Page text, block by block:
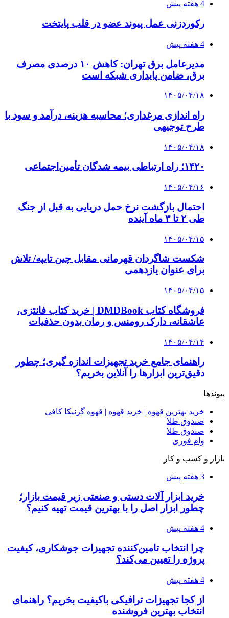
4 هفته پیش
رکوردزنی عمل پیوند عضو در قلب پایتخت
4 هفته پیش
مدیرعامل برق تهران: کاهش ۱۰ درصدی مصرف
برق، ضامن پایداری شبکه است
۱۴۰۵/۰۴/۱۸
راه اندازی مرغداری؛ محاسبه هزینه، درآمد و سود با
طرح توجیهی
۱۴۰۵/۰۴/۱۸
۱۴۲۰؛ راه ارتباطی بیمه شدگان تأمین‌اجتماعی
۱۴۰۵/۰۴/۱۶
احتمال بازگشت نرخ حمل دریایی به قبل از جنگ
طی ۲ تا ۳ ماه آینده
۱۴۰۵/۰۴/۱۵
شکست شاگردان قهرمانی مقابل چین تایپه/ تلاش
برای عنوان یازدهمی
۱۴۰۵/۰۴/۱۵
فروشگاه کتاب DMDBook | خرید کتاب فانتزی،
عاشقانه، دارک رومنس و رمان بدون حذفیات
۱۴۰۵/۰۴/۱۴
راهنمای جامع خرید تجهیزات اندازه گیری؛ چطور
دقیق‌ترین ابزارها را آنلاین بخریم؟
پیوندها
خرید بهترین قهوه | خرید قهوه | قهوه گرنیکا کافی
صندوق طلا
صندوق طلا
وام فوری
بازار و کسب و کار
3 هفته پیش
خرید ابزار آلات دستی و صنعتی زیر قیمت بازار؛
چطور ابزار اصل را با بهترین قیمت تهیه کنیم؟
4 هفته پیش
چرا انتخاب تامین‌کننده تجهیزات جوشکاری، کیفیت
پروژه را تعیین می‌کند؟
4 هفته پیش
از کجا تجهیزات ترافیکی باکیفیت بخریم؟ راهنمای
انتخاب بهترین فروشنده